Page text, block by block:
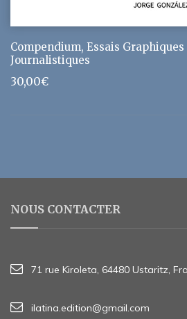
Compendium, Essais Graphiques
Journalistiques
30,00€
NOUS CONTACTER
71 rue Kiroleta, 64480 Ustaritz,
ilatina.edition@gmail.com